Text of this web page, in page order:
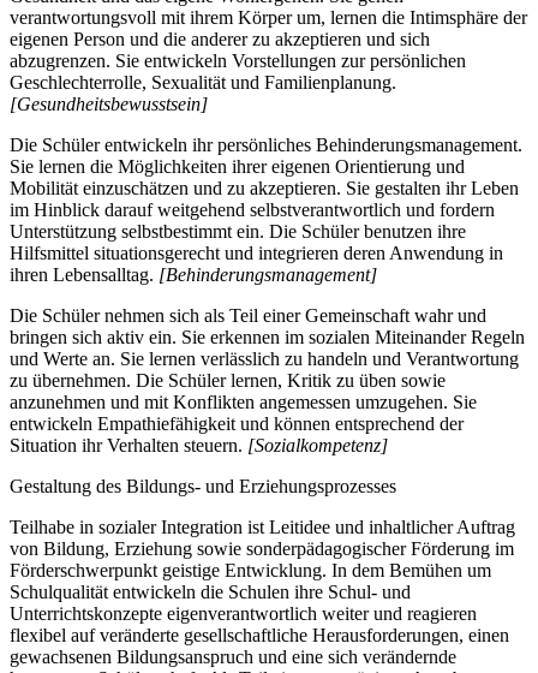
verantwortungsvoll mit ihrem Körper um, lernen die Intimsphäre der
eigenen Person und die anderer zu akzeptieren und sich
abzugrenzen. Sie entwickeln Vorstellungen zur persönlichen
Geschlechterrolle, Sexualität und Familienplanung.
[Gesundheitsbewusstsein]
Die Schüler entwickeln ihr persönliches Behinderungsmanagement.
Sie lernen die Möglichkeiten ihrer eigenen Orientierung und
Mobilität einzuschätzen und zu akzeptieren. Sie gestalten ihr Leben
im Hinblick darauf weitgehend selbstverantwortlich und fordern
Unterstützung selbstbestimmt ein. Die Schüler benutzen ihre
Hilfsmittel situationsgerecht und integrieren deren Anwendung in
ihren Lebensalltag. [Behinderungsmanagement]
Die Schüler nehmen sich als Teil einer Gemeinschaft wahr und
bringen sich aktiv ein. Sie erkennen im sozialen Miteinander Regeln
und Werte an. Sie lernen verlässlich zu handeln und Verantwortung
zu übernehmen. Die Schüler lernen, Kritik zu üben sowie
anzunehmen und mit Konflikten angemessen umzugehen. Sie
entwickeln Empathiefähigkeit und können entsprechend der
Situation ihr Verhalten steuern. [Sozialkompetenz]
Gestaltung des Bildungs- und Erziehungsprozesses
Teilhabe in sozialer Integration ist Leitidee und inhaltlicher Auftrag
von Bildung, Erziehung sowie sonderpädagogischer Förderung im
Förderschwerpunkt geistige Entwicklung. In dem Bemühen um
Schulqualität entwickeln die Schulen ihre Schul- und
Unterrichtskonzepte eigenverantwortlich weiter und reagieren
flexibel auf veränderte gesellschaftliche Herausforderungen, einen
gewachsenen Bildungsanspruch und eine sich verändernde